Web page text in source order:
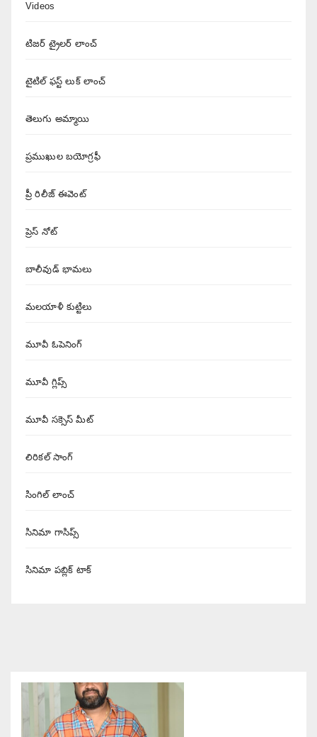
Videos
టిజర్ ట్రైలర్ లాంచ్
టైటిల్ ఫస్ట్ లుక్ లాంచ్
తెలుగు అమ్మాయి
ప్రముఖుల బయోగ్రఫీ
ప్రీ రిలీజ్ ఈవెంట్
ప్రెస్ నోట్
బాలీవుడ్ భామలు
మలయాళీ కుట్టిలు
మూవీ ఓపెనింగ్
మూవీ గ్లిప్స్
మూవీ సక్సెస్ మీట్
లిరికల్ సాంగ్
సింగిల్ లాంచ్
సినిమా గాసిప్స్
సినిమా పబ్లిక్ టాక్